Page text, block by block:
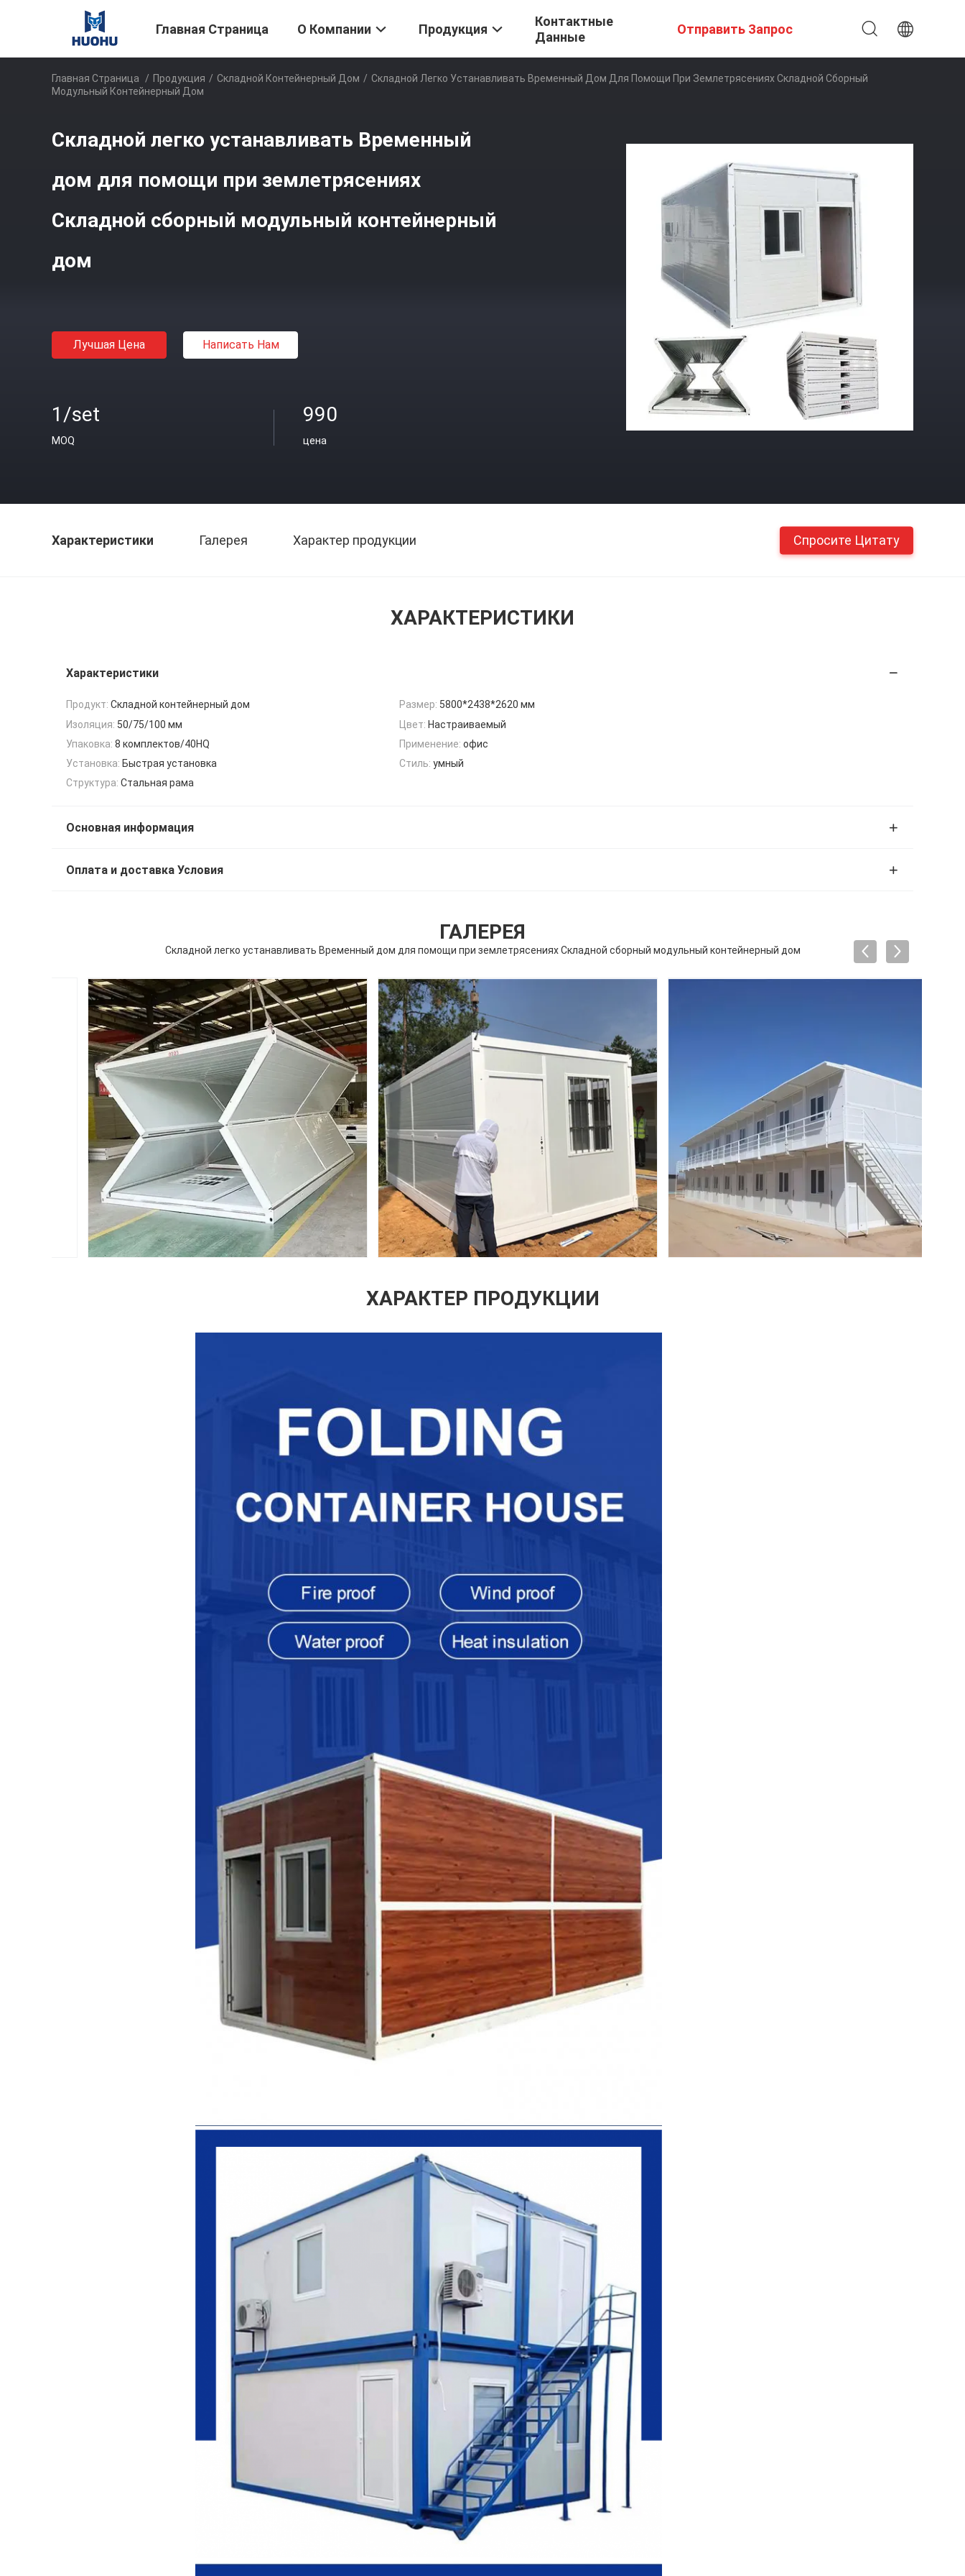
Главная Страница О Компании Продукция
Контактные
Данные
Отправить Запрос
Главная Страница / Продукция / Складной Контейнерный Дом / Складной Легко Устанавливать Временный Дом Для Помощи При Землетрясениях Складной Сборный
Модульный Контейнерный Дом
Складной легко устанавливать Временный
дом для помощи при землетрясениях
Складной сборный модульный контейнерный
дом
Лучшая Цена Написать Нам
1/set
MOQ
990
цена
Характеристики Галерея Характер продукции Спросите Цитату
ХАРАКТЕРИСТИКИ
Характеристики
Продукт: Складной контейнерный дом Размер: 5800*2438*2620 мм
Изоляция: 50/75/100 мм Цвет: Настраиваемый
Упаковка: 8 комплектов/40HQ Применение: офис
Установка: Быстрая установка Стиль: умный
Структура: Стальная рама
Основная информация
Оплата и доставка Условия
ГАЛЕРЕЯ
Складной легко устанавливать Временный дом для помощи при землетрясениях Складной сборный модульный контейнерный дом
ХАРАКТЕР ПРОДУКЦИИ